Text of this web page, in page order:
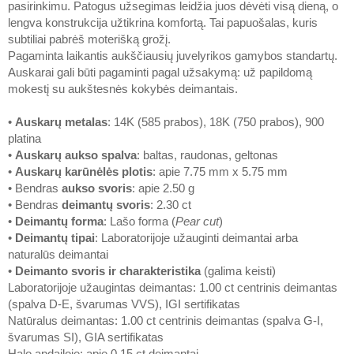
pasirinkimu. Patogus užsegimas leidžia juos dėvėti visą dieną, o
lengva konstrukcija užtikrina komfortą. Tai papuošalas, kuris
subtiliai pabrėš moterišką grožį.
Pagaminta laikantis aukščiausių juvelyrikos gamybos standartų.
Auskarai gali būti pagaminti pagal užsakymą: už papildomą
mokestį su aukštesnės kokybės deimantais.
• Auskarų metalas: 14K (585 prabos), 18K (750 prabos), 900
platina
• Auskarų aukso spalva: baltas, raudonas, geltonas
• Auskarų karūnėlės plotis: apie 7.75 mm x 5.75 mm
• Bendras aukso svoris: apie 2.50 g
• Bendras deimantų svoris: 2.30 ct
• Deimantų forma: Lašo forma (Pear cut)
• Deimantų tipai: Laboratorijoje užauginti deimantai arba
naturalūs deimantai
• Deimanto svoris ir charakteristika (galima keisti)
Laboratorijoje užaugintas deimantas: 1.00 ct centrinis deimantas
(spalva D-E, švarumas VVS), IGI sertifikatas
Natūralus deimantas: 1.00 ct centrinis deimantas (spalva G-I,
švarumas SI), GIA sertifikatas